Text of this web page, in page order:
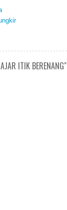
ITIK BERENANG"